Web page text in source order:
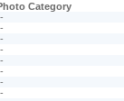
Category